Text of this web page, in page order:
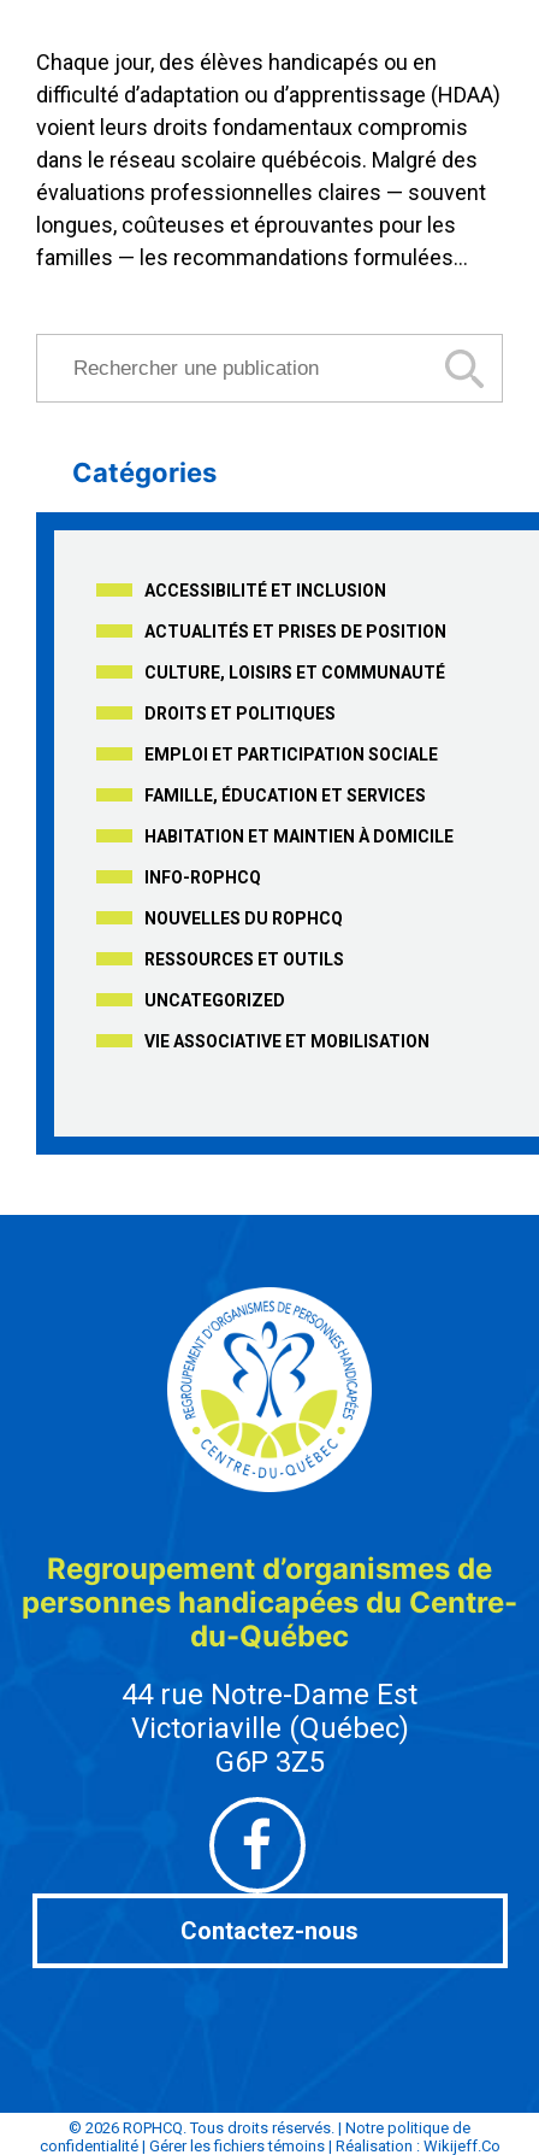
Chaque jour, des élèves handicapés ou en
difficulté d’adaptation ou d’apprentissage (HDAA)
voient leurs droits fondamentaux compromis
dans le réseau scolaire québécois. Malgré des
évaluations professionnelles claires — souvent
longues, coûteuses et éprouvantes pour les
familles — les recommandations formulées…
Catégories
ACCESSIBILITÉ ET INCLUSION
ACTUALITÉS ET PRISES DE POSITION
CULTURE, LOISIRS ET COMMUNAUTÉ
DROITS ET POLITIQUES
EMPLOI ET PARTICIPATION SOCIALE
FAMILLE, ÉDUCATION ET SERVICES
HABITATION ET MAINTIEN À DOMICILE
INFO-ROPHCQ
NOUVELLES DU ROPHCQ
RESSOURCES ET OUTILS
UNCATEGORIZED
VIE ASSOCIATIVE ET MOBILISATION
Regroupement d’organismes de
personnes handicapées du Centre-
du-Québec
44 rue Notre-Dame Est
Victoriaville (Québec)
G6P 3Z5
Facebook
Contactez-nous
© 2026 ROPHCQ. Tous droits réservés. | Notre politique de
confidentialité| Gérer les fichiers témoins| Réalisation : Wikijeff.Co